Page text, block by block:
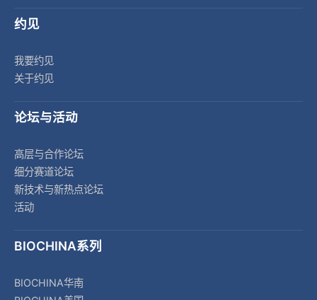
约见
我要约见
关于约见
论坛与活动
高层与合作论坛
细分赛道论坛
新技术与新热点论坛
活动
BIOCHINA系列
BIOCHINA华南